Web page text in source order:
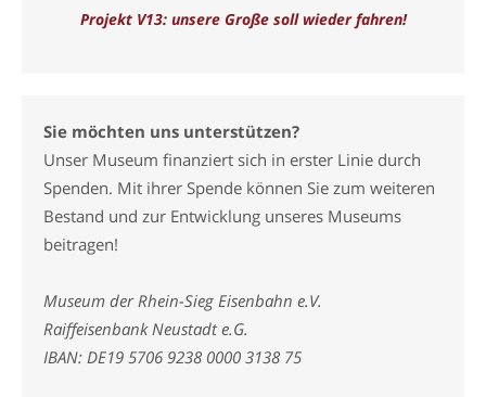
Projekt V13: unsere Große soll wieder fahren!
Sie möchten uns unterstützen?
Unser Museum finanziert sich in erster Linie durch
Spenden. Mit ihrer Spende können Sie zum weiteren
Bestand und zur Entwicklung unseres Museums
beitragen!
Museum der Rhein-Sieg Eisenbahn e.V.
Raiffeisenbank Neustadt e.G.
IBAN: DE19 5706 9238 0000 3138 75